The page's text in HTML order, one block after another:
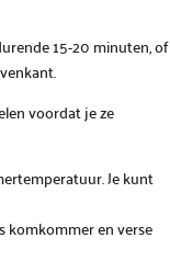
15-20 minuten, of
voordat je ze
Je kunt
komkommer en verse